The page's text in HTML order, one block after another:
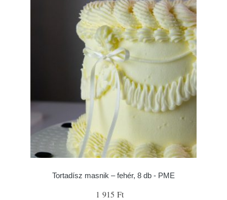
Tortadísz masnik – fehér, 8 db - PME
1 915 Ft